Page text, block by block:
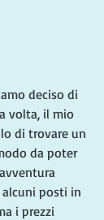
deciso di
volta, il mio
di trovare un
da poter
posti in
i prezzi